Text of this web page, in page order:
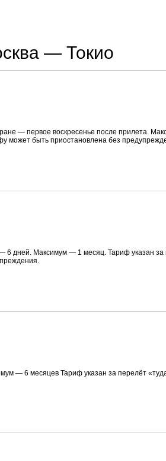
— Токио
— первое воскресенье после прилета.
может быть приостановлена без
дней. Максимум — 1 месяц. Тариф указан за
— 6 месяцев Тариф указан за перелёт